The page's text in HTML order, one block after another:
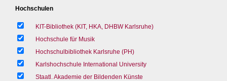
Hochschulen
KIT-Bibliothek (KIT, HKA, DHBW Karlsruhe)
Hochschule für Musik
Hochschulbibliothek Karlsruhe (PH)
Karlshochschule International University
Staatl. Akademie der Bildenden Künste